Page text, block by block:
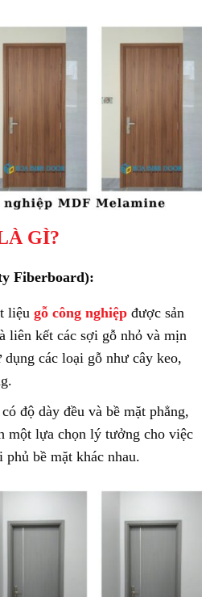
GÌ?
Fiberboard):
liệu gỗ công nghiệpđược sản
liên kết các sợi gỗ nhỏ và mịn
các loại gỗ như cây keo,
độ dày đều và bề mặt phẳng,
một lựa chọn lý tưởng cho việc
phủ bề mặt khác nhau.